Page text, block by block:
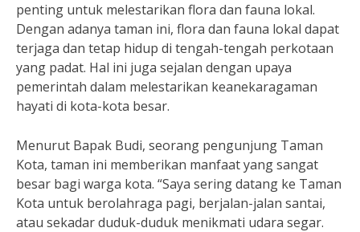
penting untuk melestarikan flora dan fauna lokal.
Dengan adanya taman ini, flora dan fauna lokal dapat
terjaga dan tetap hidup di tengah-tengah perkotaan
yang padat. Hal ini juga sejalan dengan upaya
pemerintah dalam melestarikan keanekaragaman
hayati di kota-kota besar.
Menurut Bapak Budi, seorang pengunjung Taman
Kota, taman ini memberikan manfaat yang sangat
besar bagi warga kota. “Saya sering datang ke Taman
Kota untuk berolahraga pagi, berjalan-jalan santai,
atau sekadar duduk-duduk menikmati udara segar.